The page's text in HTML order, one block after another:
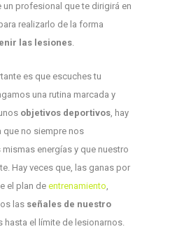
un profesional que te dirigirá en
realizarlo de la forma
las lesiones.
es que escuches tu
una rutina marcada y
objetivos deportivos, hay
que no siempre nos
mismas energías y que nuestro
Hay veces que, las ganas por
el plan deentrenamiento,
las señales de nuestro
hasta el límite de lesionarnos.